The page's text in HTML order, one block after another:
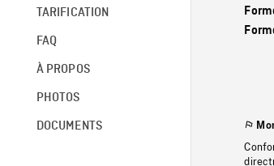
TARIFICATION
FAQ
À PROPOS
PHOTOS
DOCUMENTS